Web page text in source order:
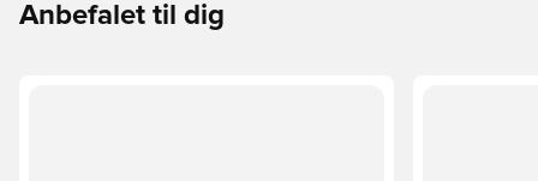
Anbefalet til dig